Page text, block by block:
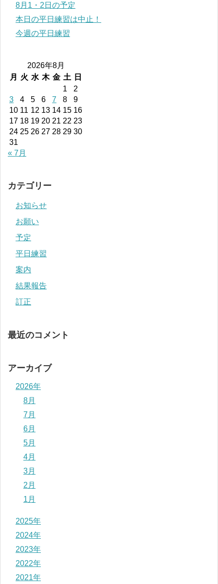
8月1・2日の予定
本日の平日練習は中止！
今週の平日練習
2026年8月
月
火 水 木 金 土
日
1
2
3
4 5 6 7 8
9
10 11 12 13 14 15 16
17 18 19 20 21 22 23
24 25 26 27 28 29 30
31
« 7月
カテゴリー
お知らせ
お願い
予定
平日練習
案内
結果報告
訂正
最近のコメント
アーカイブ
2026年
8月
7月
6月
5月
4月
3月
2月
1月
2025年
2024年
2023年
2022年
2021年